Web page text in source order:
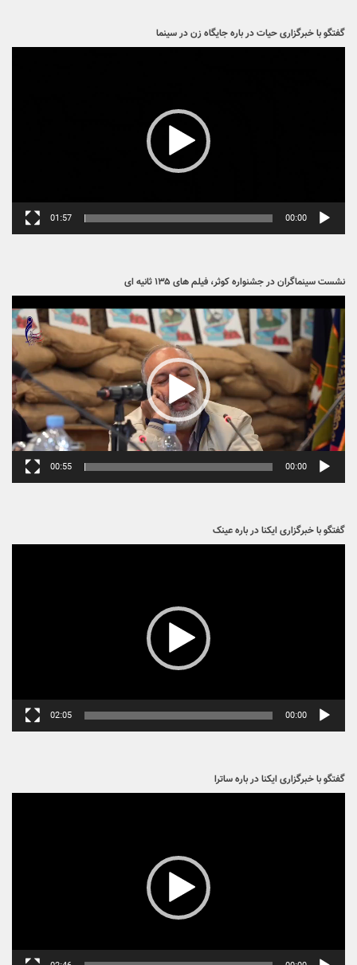
گفتگو با خبرگزاری حیات در باره جایگاه زن در سینما
00:00
01:57
نشست سینماگران در جشنواره کوثر، فیلم های ۱۳۵ ثانیه ای
ویدیو
00:00
00:55
گفتگو با خبرگزاری ایکنا در باره عینک
00:00
02:05
گفتگو با خبرگزاری ایکنا در باره ساترا